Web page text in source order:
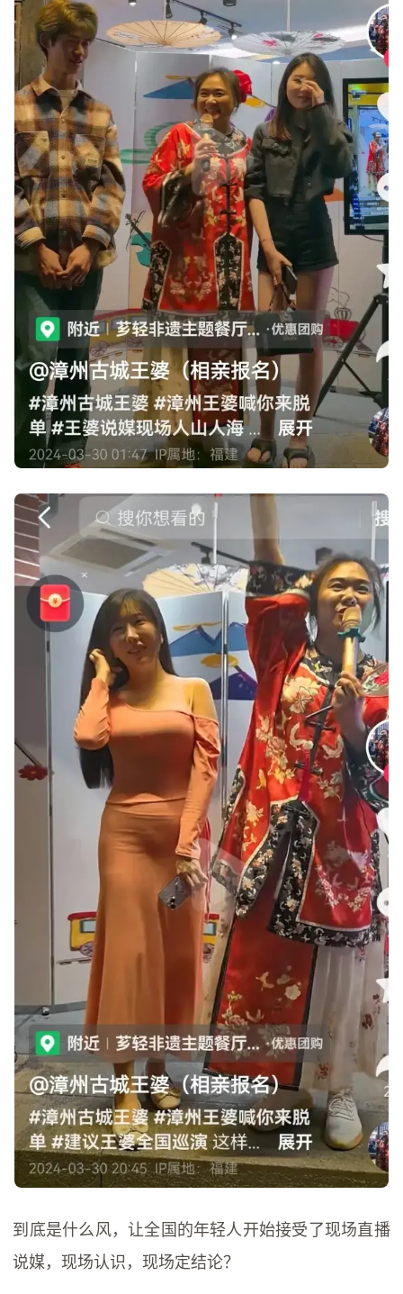
到底是什么风，让全国的年轻人开始接受了现场直播
说媒，现场认识，现场定结论？